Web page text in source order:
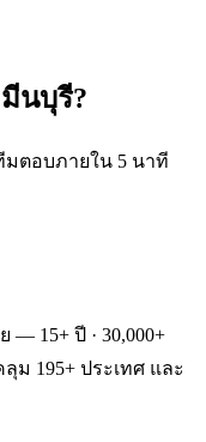
มีนบุรี?
ตอบภายใน 5 นาที
15+ ปี · 30,000+
ลุม 195+ ประเทศ และ